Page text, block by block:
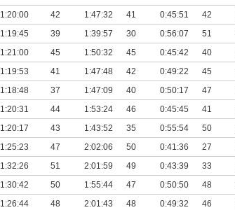
1:20:00 42 1:47:32 41 0:45:51 42
1:19:45 39 1:39:57 30 0:56:07 51
1:21:00 45 1:50:32 45 0:45:42 40
1:19:53 41 1:47:48 42 0:49:22 45
1:18:48 37 1:47:09 40 0:50:17 47
1:20:31 44 1:53:24 46 0:45:45 41
1:20:17 43 1:43:52 35 0:55:54 50
1:25:23 47 2:02:06 50 0:41:36 27
1:32:26 51 2:01:59 49 0:43:39 33
1:30:42 50 1:55:44 47 0:50:50 48
1:26:44 48 2:01:43 48 0:49:32 46